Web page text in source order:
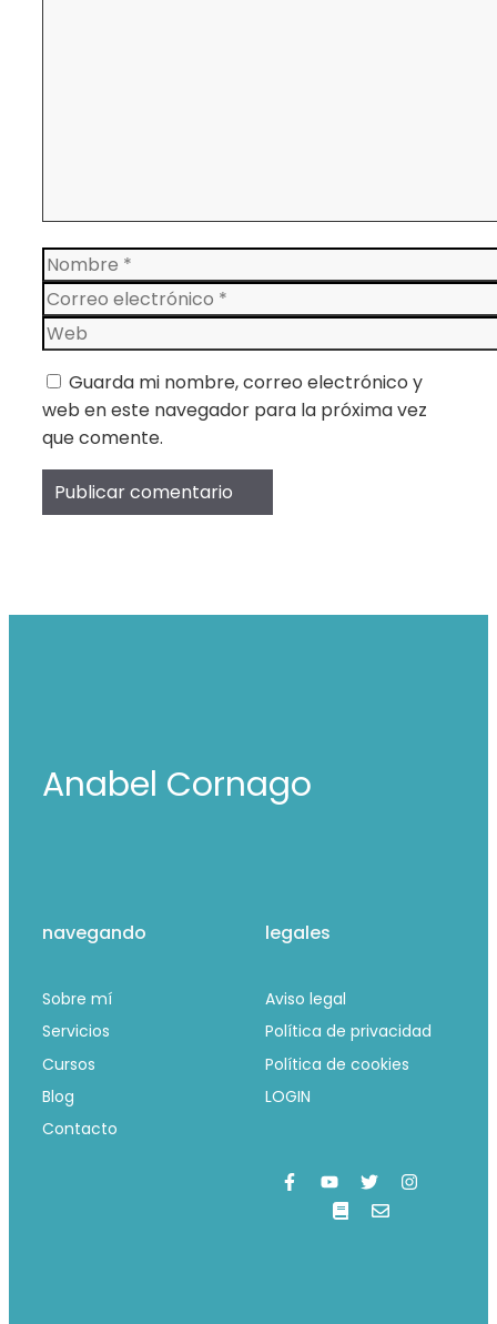
Nombre
Correo
electrónico
Web
Guarda mi nombre, correo electrónico y
web en este navegador para la próxima vez
que comente.
Anabel Cornago
navegando
Sobre mí
Servicios
Cursos
Blog
Contacto
legales
Aviso legal
Política de privacidad
Política de cookies
LOGIN